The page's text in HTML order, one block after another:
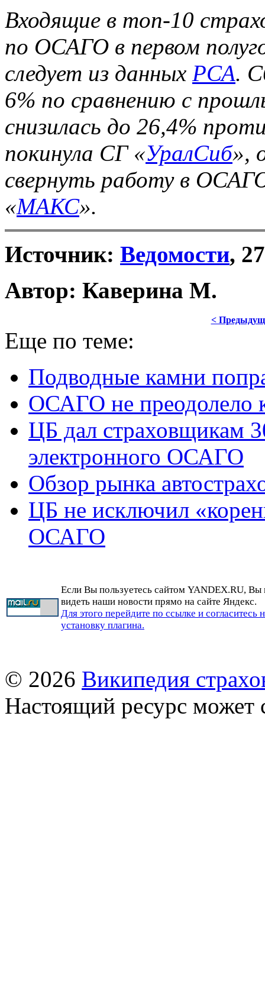
Входящие в топ-10
по ОСАГО в первом
следует из данных РСА.
6% по сравнению с
снизилась до 26,4%
покинула СГ «УралСиб»,
свернуть работу в
«МАКС».
Источник: Ведомости,
Автор: Каверина М.
<
Еще по теме:
Подводные камни
ОСАГО не преодолело
ЦБ дал страховщикам
электронного ОСАГО
Обзор рынка
ЦБ не исключил
ОСАГО
Если Вы пользуетесь сайтом YANDEX.RU, Вы
видеть наши новости прямо на сайте Яндекс.
Для этого перейдите по ссылке и согласитесь
установку плагина.
© 2026 Википедия
Настоящий ресурс может